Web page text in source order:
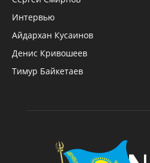
Интервью
Айдархан Кусаинов
Денис Кривошеев
Тимур Байкетаев